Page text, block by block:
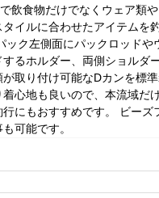
飲食物だけでなくウェア類
イルに合わせたアイテムを
ック左側面にパックロッドや
るホルダー、両側ショルダ
取り付け可能なDカンを標
心地も良いので、本流域だ
にもおすすめです。 ビーズ
可能です。